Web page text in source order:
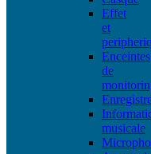
Effet
et
Enceintes
de
musicale